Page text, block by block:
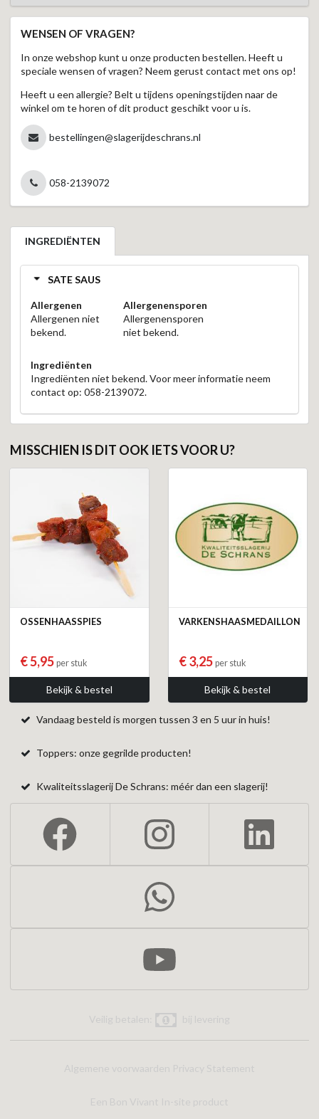
WENSEN OF VRAGEN?
In onze webshop kunt u onze producten bestellen. Heeft u
speciale wensen of vragen? Neem gerust contact met ons op!
Heeft u een allergie? Belt u tijdens openingstijden naar de
winkel om te horen of dit product geschikt voor u is.
bestellingen@slagerijdeschrans.nl
058-2139072
INGREDIËNTEN
SATE SAUS
Allergenen
Allergenen niet
bekend.
Allergenensporen
Allergenensporen
niet bekend.
Ingrediënten
Ingrediënten niet bekend. Voor meer informatie neem
contact op: 058-2139072.
MISSCHIEN IS DIT OOK IETS VOOR U?
OSSENHAASSPIES
€ 5,95 per stuk
Bekijk & bestel
VARKENSHAASMEDAILLON
€ 3,25 per stuk
Bekijk & bestel
Vandaag besteld is morgen tussen 3 en 5 uur in huis!
Toppers: onze gegrilde producten!
Kwaliteitsslagerij De Schrans: méér dan een slagerij!